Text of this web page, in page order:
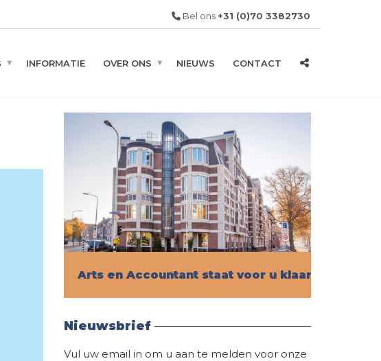
Bel ons +31 (0)70 3382730
INFORMATIE OVER ONS NIEUWS CONTACT
Arts en Accountant staat voor u klaar!
Nieuwsbrief
Vul uw email in om u aan te melden voor onze